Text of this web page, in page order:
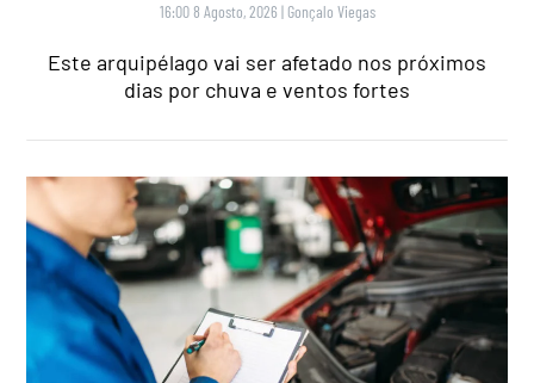
16:00 8 Agosto, 2026 | Gonçalo Viegas
Este arquipélago vai ser afetado nos próximos
dias por chuva e ventos fortes